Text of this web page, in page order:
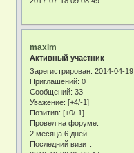
maxim
Активный участник
Зарегистрирован: 2014-04-19
Приглашений: 0
Сообщений: 33
Уважение: [+4/-1]
Позитив: [+0/-1]
Провел на форуме:
2 месяца 6 дней
Последний визит: